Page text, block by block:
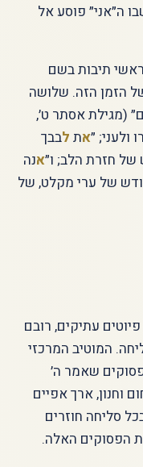
ה״אני״ פוסע אל
תיבות בשם
הזמן הזה. שלושה
(מגילת אסתר ט׳,
ולעני; ״את לבבך
של חזרת הלב; ו״אנה
של ערי מקלט, של
עתיקים, רובם
המוטיב המרכזי
שאמר ה׳
וחנון, ארך אפיים
סליחה חוזרים
הפסוקים האלה.